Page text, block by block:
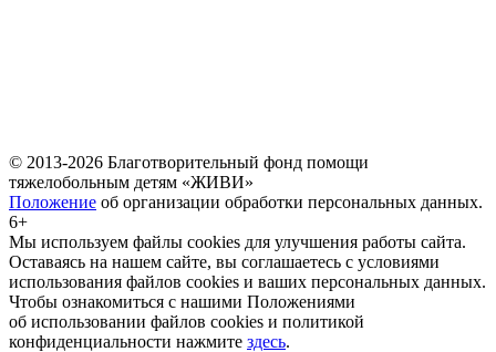
© 2013-2026 Благотворительный фонд помощи
тяжелобольным детям «ЖИВИ»
Положение об организации обработки персональных данных.
6+
Мы используем файлы cookies для улучшения работы сайта.
Оставаясь на нашем сайте, вы соглашаетесь с условиями
использования файлов cookies и ваших персональных данных.
Чтобы ознакомиться с нашими Положениями
об использовании файлов cookies и политикой
конфиденциальности нажмите здесь.